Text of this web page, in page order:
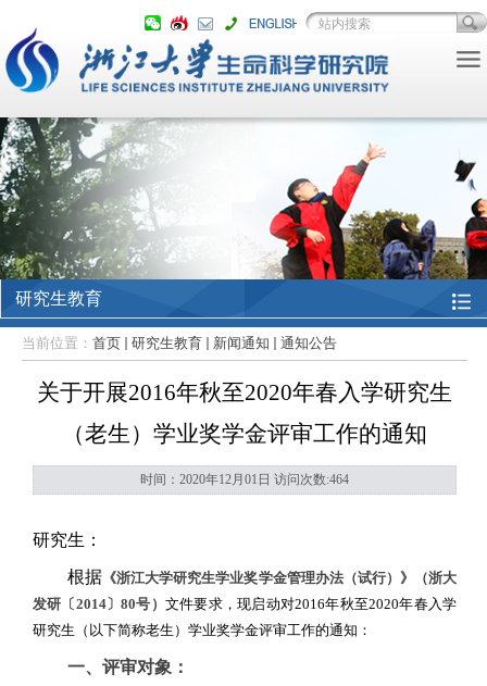
研究生教育
当前位置： 首页 研究生教育 新闻通知 通知公告
关于开展2016年秋至2020年春入学研究生
（老生）学业奖学金评审工作的通知
时间：2020年12月01日 访问次数:464
研究生：
根据 《浙江大学研究生学业奖学金管理办法（试行）》（浙大
发研〔2014〕80号） 文件要求，现启动对2016年秋至2020年春入学
研究生（以下简称老生）学业奖学金评审工作的通知：
一、评审对象：